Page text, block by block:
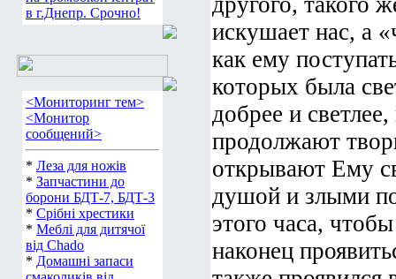
в г.Днепр. Срочно!
<Мониторинг тем>
<Монитор
сообщений>
* Леза для ножів
* Запчастини до
борони БДТ-7, БДТ-3
* Срібні хрестики
* Меблі для дитячої
від Chado
* Домашні запаси
искушает нас, а
как ему
которых была
добрее и
продолжают
открывают Ему
душой и злыми
этого часа,
наконец